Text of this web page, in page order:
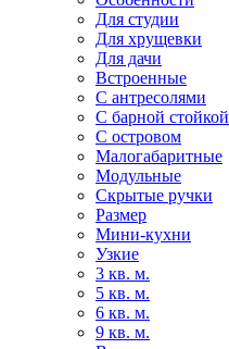
Для студии
Для хрущевки
Для дачи
Встроенные
С антресолями
С барной стойкой
С островом
Малогабаритные
Модульные
Скрытые ручки
Размер
Мини-кухни
Узкие
3 кв. м.
5 кв. м.
6 кв. м.
9 кв. м.